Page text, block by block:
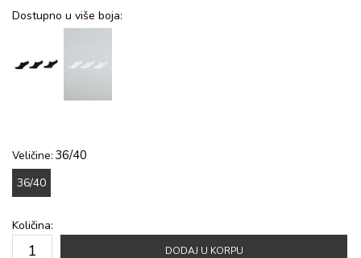
Dostupno u više boja:
Veličine: 36/40
36/40
Količina:
DODAJ U KORPU